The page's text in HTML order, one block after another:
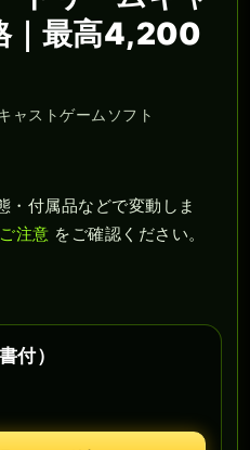
｜最高4,200
ャストゲームソフト
・付属品などで変動しま
注意 をご確認ください。
付）